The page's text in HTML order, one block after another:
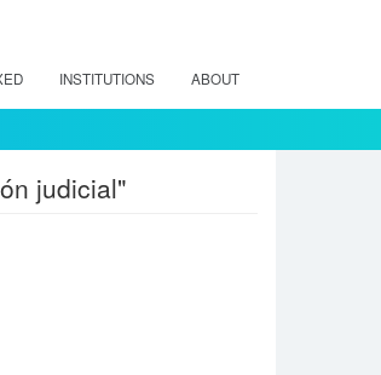
INSTITUTIONS ABOUT
judicial"